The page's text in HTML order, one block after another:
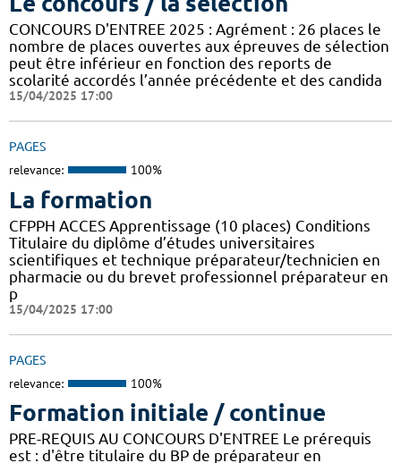
CONCOURS D'ENTREE 2025 : Agrément : 26 places le
nombre de places ouvertes aux épreuves de sélection
peut être inférieur en fonction des reports de
scolarité accordés l’année précédente et des candida
15/04/2025 17:00
PAGES
relevance: 100%
La formation
CFPPH ACCES Apprentissage (10 places) Conditions
Titulaire du diplôme d’études universitaires
scientifiques et technique préparateur/technicien en
pharmacie ou du brevet professionnel préparateur en
p
15/04/2025 17:00
PAGES
relevance: 100%
Formation initiale / continue
PRE-REQUIS AU CONCOURS D'ENTREE Le prérequis
est : d'être titulaire du BP de préparateur en